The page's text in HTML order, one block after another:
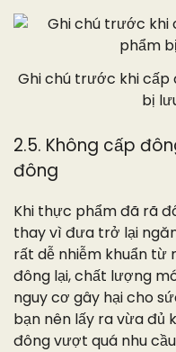
Ghi chú trước khi cấp
bị
2.5. Không cấp
đông
Khi thực phẩm đã rã
thay vì đưa trở lại
rất dễ nhiễm khuẩn từ
đông lại, chất lượng
nguy cơ gây hại cho
bạn nên lấy ra vừa đủ
đông vượt quá nhu